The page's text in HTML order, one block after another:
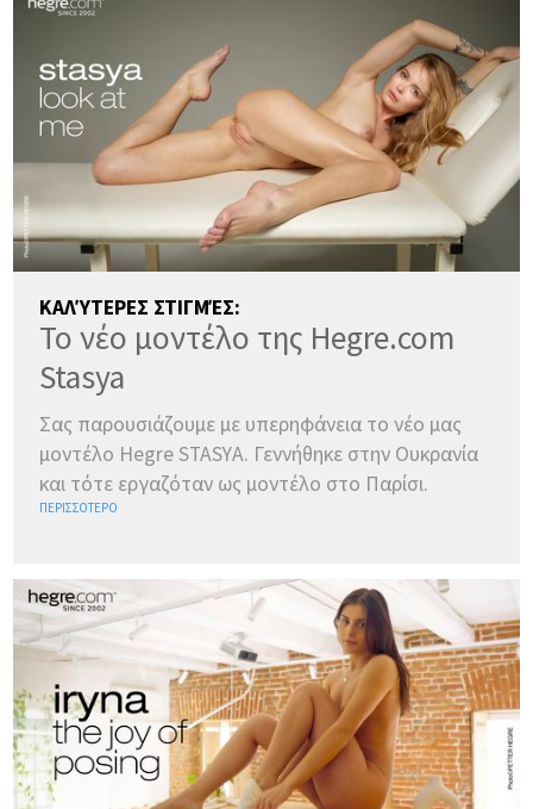
ΚΑΛΎΤΕΡΕΣ ΣΤΙΓΜΈΣ:
Το νέο μοντέλο της Hegre.com
Stasya
Σας παρουσιάζουμε με υπερηφάνεια το νέο μας
μοντέλο Hegre STASYA. Γεννήθηκε στην Ουκρανία
και τότε εργαζόταν ως μοντέλο στο Παρίσι.
ΠΕΡΙΣΣΌΤΕΡΟ